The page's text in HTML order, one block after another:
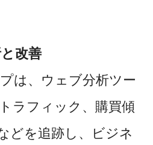
改善
は、ウェブ分析ツー
ラフィック、購買傾
どを追跡し、ビジネ